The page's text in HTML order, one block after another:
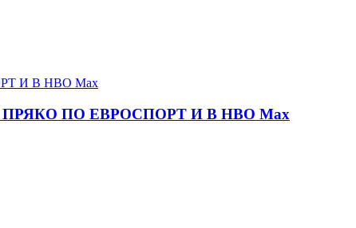
ПРЯКО ПО ЕВРОСПОРТ И В НВО Мах